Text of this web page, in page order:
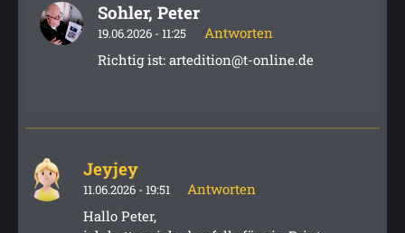
Sohler, Peter
19.06.2026 - 11:25
Antworten
Richtig ist: artedition@t-online.de
Jeyjey
11.06.2026 - 19:51
Antworten
Hallo Peter,